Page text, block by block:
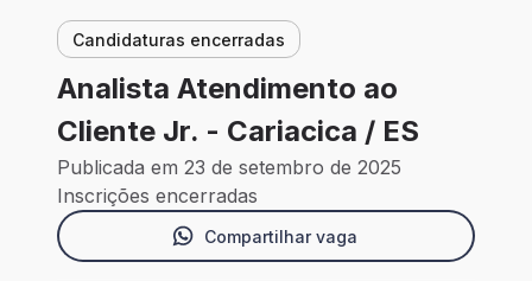
Candidaturas encerradas
Analista Atendimento ao
Cliente Jr. - Cariacica / ES
Publicada em 23 de setembro de 2025
Inscrições encerradas
Compartilhar vaga